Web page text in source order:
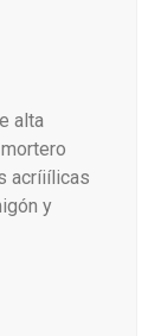
alta
acríiílicas
y